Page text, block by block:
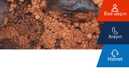
Bize ulaşın
Arayın
Hizmet